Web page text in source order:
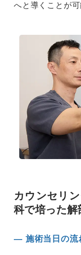
へと導くことが可
カウンセリ
科で培った解
― 施術当日の流